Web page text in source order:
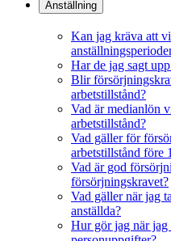
Anställning
Kan jag kräva att
Har de jag sagt
Blir
arbetstillstånd?
Vad är medianlön
arbetstillstånd?
Vad gäller för
arbetstillstånd före
Vad är god
försörjningskravet?
Vad gäller när jag
anställda?
Hur gör jag när jag